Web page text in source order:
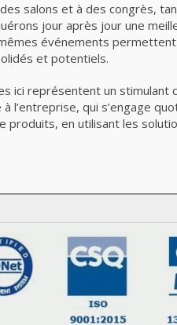
salons et à des congrès,
jour après jour une
événements
et potentiels.
ici représentent un stimulant
l’entreprise, qui s’engage
produits, en utilisant les